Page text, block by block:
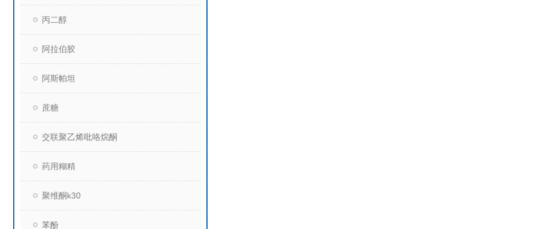
丙二醇
阿拉伯胶
阿斯帕坦
蔗糖
交联聚乙烯吡咯烷酮
药用糊精
聚维酮k30
苯酚